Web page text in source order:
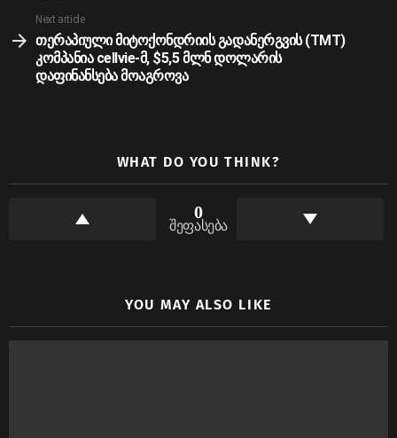
Next article
თერაპიული მიტოქონდრიის გადანერგვის (TMT)
კომპანია cellvie-მ, $5,5 მლნ დოლარის
დაფინანსება მოაგროვა
WHAT DO YOU THINK?
0
შეფასება
YOU MAY ALSO LIKE